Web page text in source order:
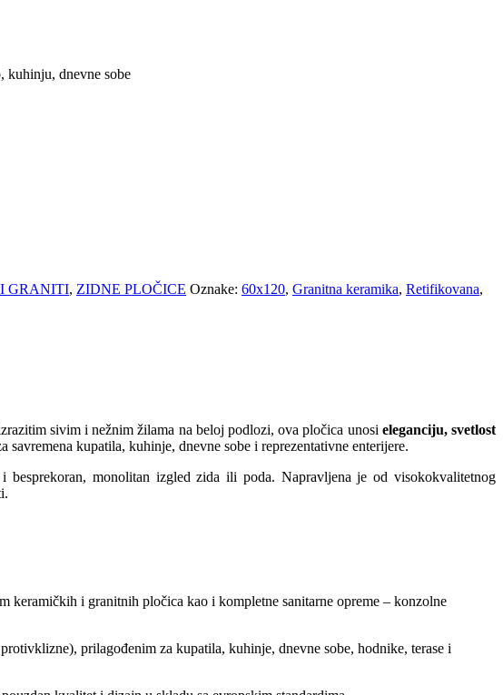
kuhinju, dnevne sobe
GRANITI, ZIDNE PLOČICE Oznake: 60x120, Granitna keramika, Retifikovana,
sivim i nežnim žilama na beloj podlozi, ova pločica unosi eleganciju, svetlost
kupatila, kuhinje, dnevne sobe i reprezentativne enterijere.
besprekoran, monolitan izgled zida ili poda. Napravljena je od visokokvalitetnog
keramičkih i granitnih pločica kao i kompletne sanitarne opreme – konzolne
prilagođenim za kupatila, kuhinje, dnevne sobe, hodnike, terase i